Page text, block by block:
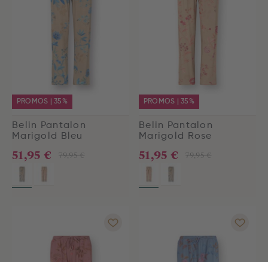
PROMOS | 35%
Belin Pantalon
Marigold Bleu
79,95 €
51,95 €
PROMOS | 35%
Belin Pantalon
Marigold Rose
79,95 €
51,95 €